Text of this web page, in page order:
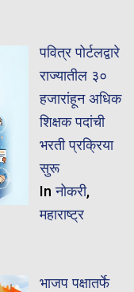
पवित्र पोर्टलद्वारे
राज्यातील ३०
हजारांहून अधिक
शिक्षक पदांची
भरती प्रक्रिया
सुरू
Inनोकरी,
महाराष्ट्र
भाजप पक्षातर्फे